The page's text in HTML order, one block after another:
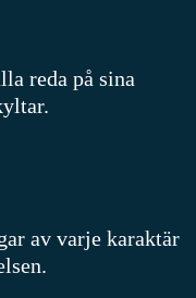
reda på sina
av varje karaktär